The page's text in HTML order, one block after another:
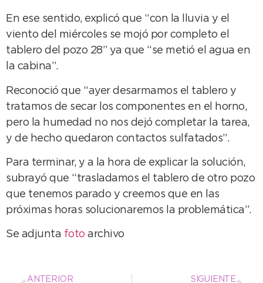
En ese sentido, explicó que “con la lluvia y el
viento del miércoles se mojó por completo el
tablero del pozo 28” ya que “se metió el agua en
la cabina”.
Reconoció que “ayer desarmamos el tablero y
tratamos de secar los componentes en el horno,
pero la humedad no nos dejó completar la tarea,
y de hecho quedaron contactos sulfatados”.
Para terminar, y a la hora de explicar la solución,
subrayó que “trasladamos el tablero de otro pozo
que tenemos parado y creemos que en las
próximas horas solucionaremos la problemática”.
Se adjunta foto archivo
ANTERIOR SIGUIENTE